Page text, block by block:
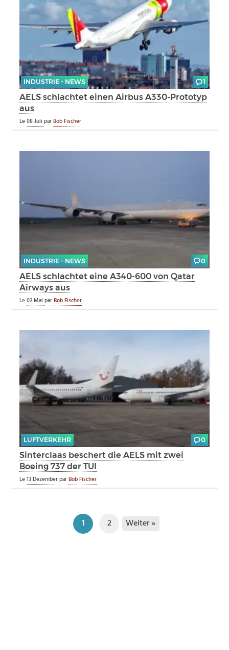
INDUSTRIE - NEWS 1
AELS schlachtet einen Airbus A330-Prototyp
aus
Le08 JuliparBob Fischer
INDUSTRIE - NEWS 0
AELS schlachtet eine A340-600 von Qatar
Airways aus
Le02 MaiparBob Fischer
LUFTVERKEHR 0
Sinterclaas beschert die AELS mit zwei
Boeing 737 der TUI
Le13 DezemberparBob Fischer
1 2 Weiter »